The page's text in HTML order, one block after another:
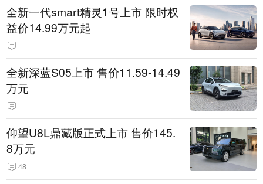
全新一代smart精灵1号上市 限时权
益价14.99万元起
全新深蓝S05上市 售价11.59-14.49
万元
仰望U8L鼎藏版正式上市 售价145.
8万元
48